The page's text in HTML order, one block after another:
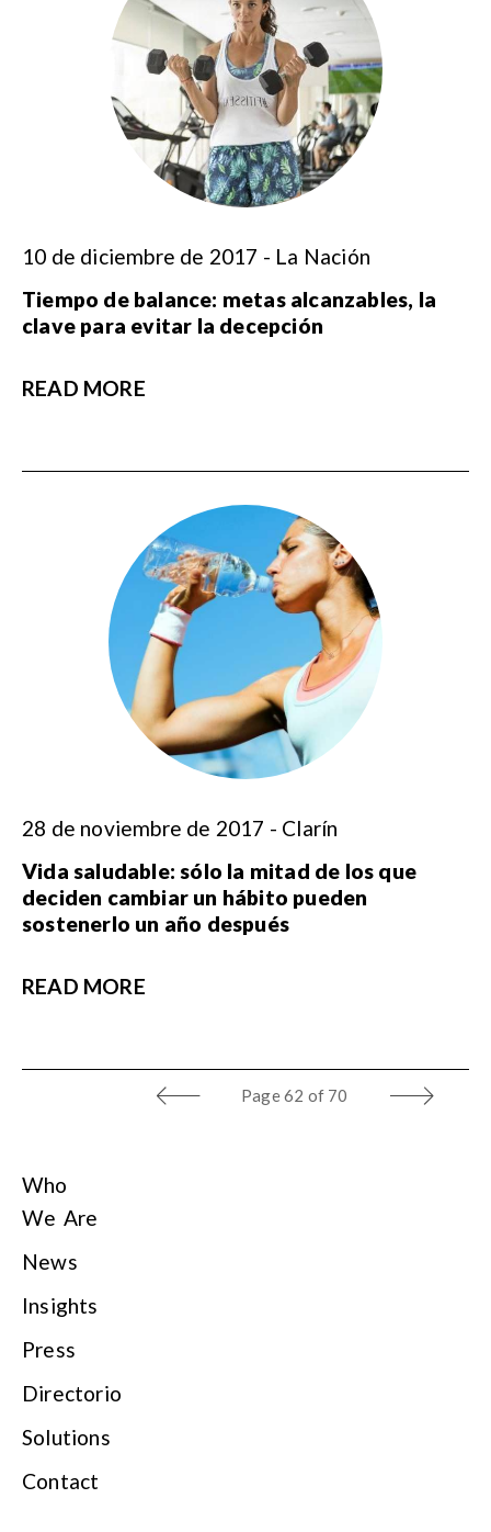
10 de diciembre de 2017 - La Nación
Tiempo de balance: metas alcanzables, la
clave para evitar la decepción
READ MORE
28 de noviembre de 2017 - Clarín
Vida saludable: sólo la mitad de los que
deciden cambiar un hábito pueden
sostenerlo un año después
READ MORE
Page62 of 70
Who
We Are
News
Insights
Press
Directorio
Solutions
Contact